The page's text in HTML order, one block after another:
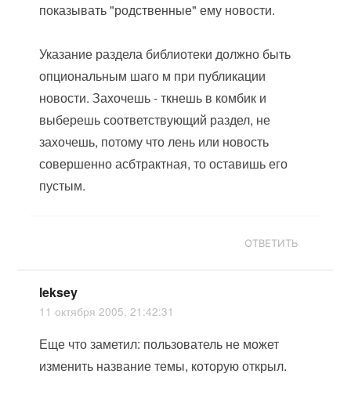
показывать "родственные" ему новости.
Указание раздела библиотеки должно быть
опциональным шаго м при публикации
новости. Захочешь - ткнешь в комбик и
выберешь соответствующий раздел, не
захочешь, потому что лень или новость
совершенно асбтрактная, то оставишь его
пустым.
ОТВЕТИТЬ
leksey
11 октября 2005, 21:42:31
Еще что заметил: пользователь не может
изменить название темы, которую открыл.